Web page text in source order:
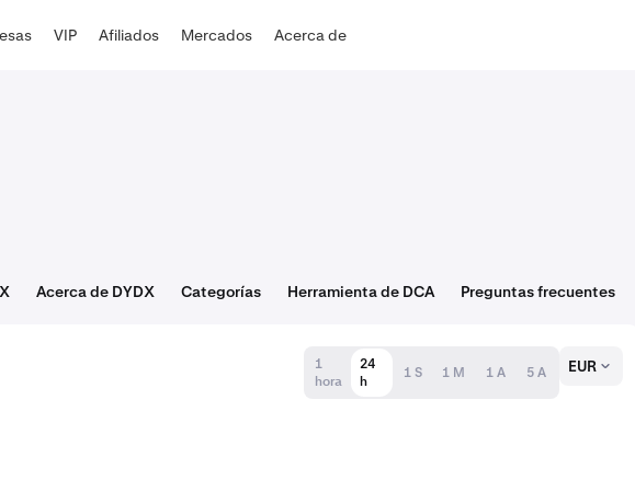
VIP Afiliados Mercados Acerca de
Acerca de DYDX Categorías Herramienta de DCA Preguntas frecuentes
1
hora
24
h
1 S 1 M 1 A 5 A EUR